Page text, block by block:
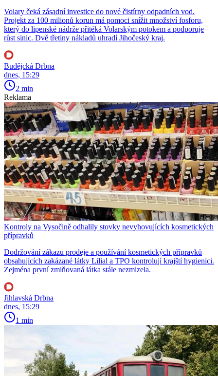
Volary čeká zásadní investice do nové čistírny odpadních vod.
Projekt za 100 milionů korun má pomoci snížit množství fosforu,
který do lipenské nádrže přitéká Volarským potokem a podporuje
růst sinic. Dvě třetiny nákladů uhradí Jihočeský kraj.
Budějcká Drbna
dnes, 15:29
2 min
Reklama
Kontroly na Vysočině odhalily stovky nevyhovujících kosmetických
přípravků
Dodržování zákazu prodeje a používání kosmetických přípravků
obsahujících zakázané látky Lilial a TPO kontrolují krajští hygienici.
Zejména první zmiňovaná látka stále nezmizela.
Jihlavská Drbna
dnes, 15:29
1 min